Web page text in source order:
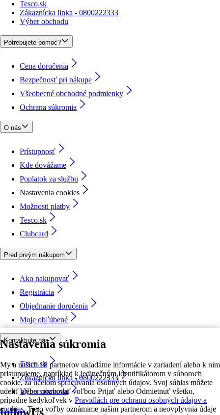
Nastavenia súkromia
My a našich 18 partnerov ukladáme informácie v zariadení alebo k nim
pristupujeme, napríklad k jedinečným identifikátorom v súboroch
cookie, za účelom spracúvania osobných údajov. Svoj súhlas môžete
udeliť alebo spravovať voľbou Prijať alebo Odmietnuť všetko,
prípadne kedykoľvek v Pravidlách pre ochranu osobných údajov a
cookies. Tieto voľby oznámime našim partnerom a neovplyvnia údaje
Tesco.sk
Zákaznícka linka - 0800222333
Výber obchodu
Potrebujete pomoc?
Cena doručenia
Bezpečnosť pri nákupe
Všeobecné obchodné podmienky
Ochrana súkromia
O nás
Prístupnosť
Kde dovážame
Poplatok za službu
Nastavenia cookies
Možnosti platby
Tesco.sk
Clubcard
Pred prvým nákupom
Ako nakupovať
Registrácia
Objednanie doručenia
Moje obľúbené
Kontaktujte nás
Tesco.sk
Zákaznícka linka - 0800222333
Výber obchodu
followUs